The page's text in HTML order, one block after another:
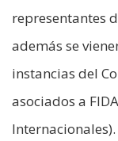
representantes
además se
instancias del
asociados a
Internacionales).